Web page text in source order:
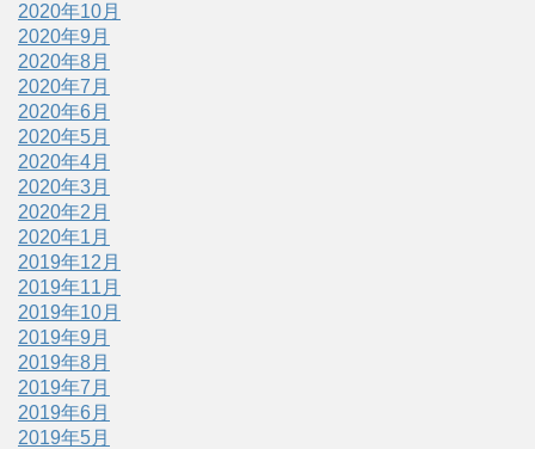
2020年10月
2020年9月
2020年8月
2020年7月
2020年6月
2020年5月
2020年4月
2020年3月
2020年2月
2020年1月
2019年12月
2019年11月
2019年10月
2019年9月
2019年8月
2019年7月
2019年6月
2019年5月